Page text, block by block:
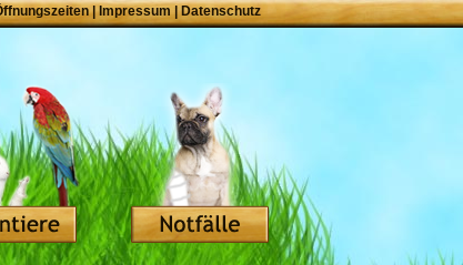
| Impressum|Datenschutz